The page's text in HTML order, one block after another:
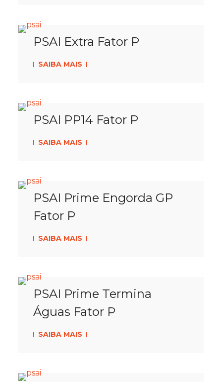
PSAI Extra Fator P
SAIBA MAIS
PSAI PP14 Fator P
SAIBA MAIS
PSAI Prime Engorda GP
Fator P
SAIBA MAIS
PSAI Prime Termina
Águas Fator P
SAIBA MAIS